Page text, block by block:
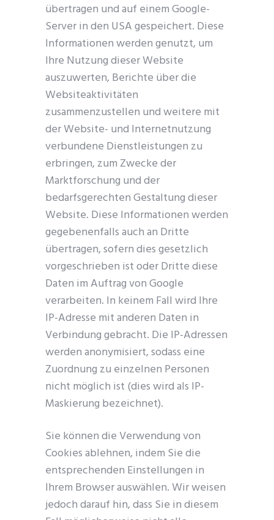
übertragen und auf einem Google-
Server in den USA gespeichert. Diese
Informationen werden genutzt, um
Ihre Nutzung dieser Website
auszuwerten, Berichte über die
Websiteaktivitäten
zusammenzustellen und weitere mit
der Website- und Internetnutzung
verbundene Dienstleistungen zu
erbringen, zum Zwecke der
Marktforschung und der
bedarfsgerechten Gestaltung dieser
Website. Diese Informationen werden
gegebenenfalls auch an Dritte
übertragen, sofern dies gesetzlich
vorgeschrieben ist oder Dritte diese
Daten im Auftrag von Google
verarbeiten. In keinem Fall wird Ihre
IP-Adresse mit anderen Daten in
Verbindung gebracht. Die IP-Adressen
werden anonymisiert, sodass eine
Zuordnung zu einzelnen Personen
nicht möglich ist (dies wird als IP-
Maskierung bezeichnet).
Sie können die Verwendung von
Cookies ablehnen, indem Sie die
entsprechenden Einstellungen in
Ihrem Browser auswählen. Wir weisen
jedoch darauf hin, dass Sie in diesem